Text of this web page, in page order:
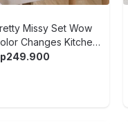
Missy Set Wow
Changes Kitchen
- Mix
249.900